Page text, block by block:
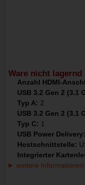
Ware nicht lagernd
Anzahl HDMI-
USB 3.2 Gen 2 (3.1
Typ A: 2
USB 3.2 Gen 2 (3.1
Typ C: 1
USB Power Delivery:
Hostschnittstelle:
Integrierter
weitere Informationen